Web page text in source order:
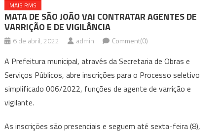
MAIS RMS
MATA DE SÃO JOÃO VAI CONTRATAR AGENTES DE
VARRIÇÃO E DE VIGILÂNCIA
6 de abril, 2022 admin Comment(0)
A Prefeitura municipal, através da Secretaria de Obras e
Serviços Públicos, abre inscrições para o Processo seletivo
simplificado 006/2022, funções de agente de varrição e
vigilante.
As inscrições são presenciais e seguem até sexta-feira (8),